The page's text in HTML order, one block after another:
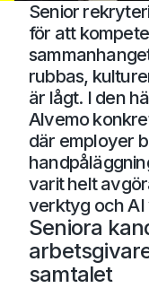
Senior
för att
rubbas,
är lågt. I den
Alvemo
där employer
varit helt
verktyg och AI
Seniora
samtalet